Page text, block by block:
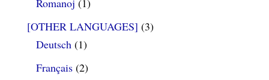
Romanoj (1)
[OTHER LANGUAGES] (3)
Deutsch(1)
Français(2)